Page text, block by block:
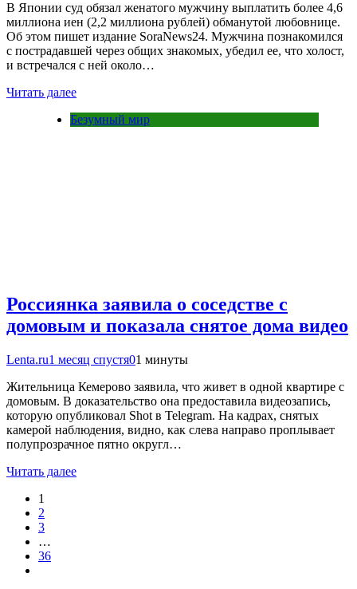
В Японии суд обязал женатого мужчину выплатить более 4,6
миллиона иен (2,2 миллиона рублей) обманутой любовнице.
Об этом пишет издание SoraNews24. Мужчина познакомился
с пострадавшей через общих знакомых, убедил ее, что холост,
и встречался с ней около…
Читать далее
Безумный мир
Россиянка заявила о соседстве с
домовым и показала снятое дома видео
Lenta.ru1 месяц спустя01 минуты
Жительница Кемерово заявила, что живет в одной квартире с
домовым. В доказательство она предоставила видеозапись,
которую опубликовал Shot в Telegram. На кадрах, снятых
камерой наблюдения, видно, как слева направо проплывает
полупрозрачное пятно округл…
Читать далее
1
2
3
…
36